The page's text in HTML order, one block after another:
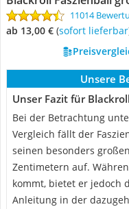
11014
ab 13,00 € ( Sofort lieferbar
Unsere
Unser Fazit für
Bei der Betrachtung
Vergleich fällt der
seinen besonders
Zentimetern auf.
kommt, bietet er jedoch
Anleitung in der